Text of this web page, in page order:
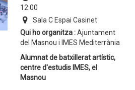
12:00
Sala C Espai Casinet
Qui ho organitza :Ajuntament
del Masnou i IMES Mediterrània
Alumnat de batxillerat artístic,
centre d'estudis IMES, el
Masnou